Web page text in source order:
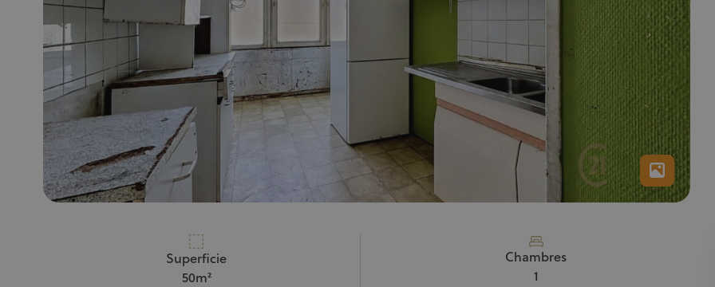
Superficie
50m²
Chambres
1